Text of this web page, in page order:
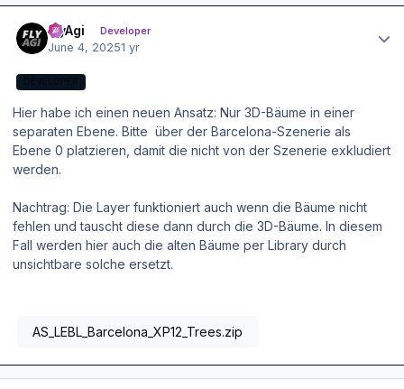
FlyAgi Developer
June 4, 20251 yr
Hier habe ich einen neuen Ansatz: Nur 3D-Bäume in einer
separaten Ebene. Bitte über der Barcelona-Szenerie als
Ebene 0 platzieren, damit die nicht von der Szenerie exkludiert
werden.
Nachtrag: Die Layer funktioniert auch wenn die Bäume nicht
fehlen und tauscht diese dann durch die 3D-Bäume. In diesem
Fall werden hier auch die alten Bäume per Library durch
unsichtbare solche ersetzt.
AS_LEBL_Barcelona_XP12_Trees.zip